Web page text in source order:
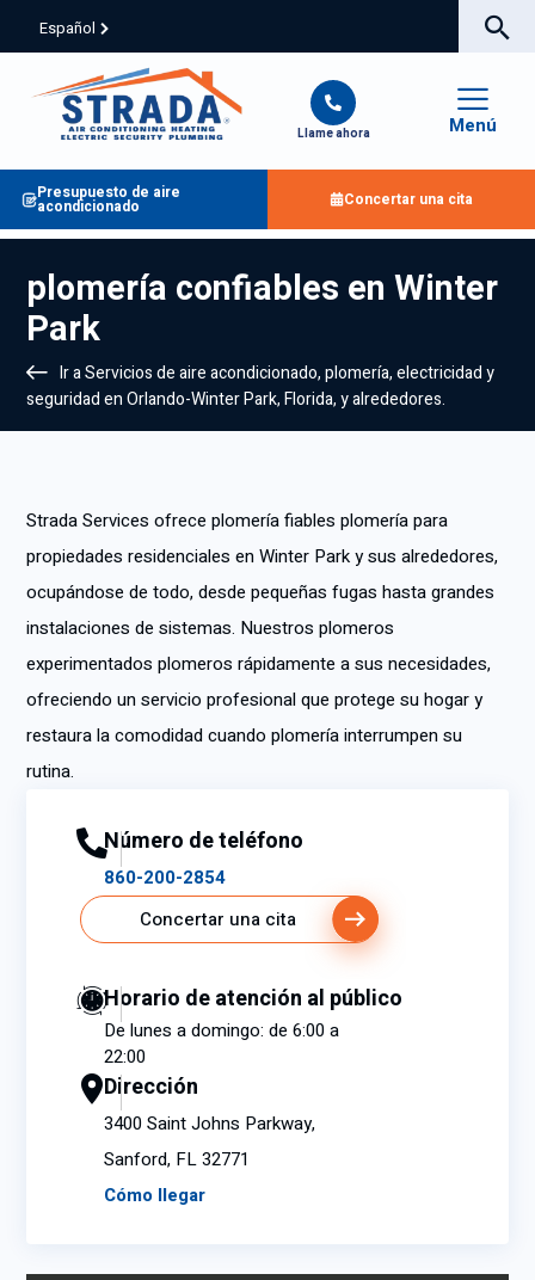
Español
Llame ahora Menú
Presupuesto de aire
acondicionado Concertar una cita
plomería confiables en Winter
Park
Ir a Servicios de aire acondicionado, plomería, electricidad y
seguridad en Orlando-Winter Park, Florida, y alrededores.
Strada Services ofrece plomería fiables plomería para
propiedades residenciales en Winter Park y sus alrededores,
ocupándose de todo, desde pequeñas fugas hasta grandes
instalaciones de sistemas. Nuestros plomeros
experimentados plomeros rápidamente a sus necesidades,
ofreciendo un servicio profesional que protege su hogar y
restaura la comodidad cuando plomería interrumpen su
rutina.
Número de teléfono
860-200-2854
Concertar una cita
Horario de atención al público
De lunes a domingo: de 6:00 a
22:00
Dirección
3400 Saint Johns Parkway,
Sanford, FL 32771
Cómo llegar